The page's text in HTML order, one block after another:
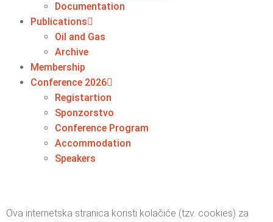
Documentation
Publications
Oil and Gas
Archive
Membership
Conference 2026
Registartion
Sponzorstvo
Conference Program
Accommodation
Speakers
Ova internetska stranica koristi kolačiće (tzv. cookies) za